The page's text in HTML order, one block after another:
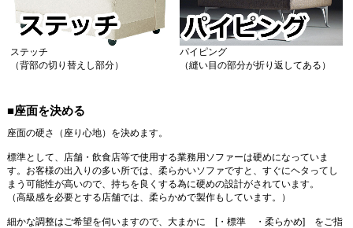
ステッチ
（背部の切り替えし部分）
パイピング
（縫い目の部分が折り返してある）
■座面を決める
座面の硬さ（座り心地）を決めます。
標準として、店舗・飲食店等で使用する業務用ソファーは硬めになっていま
す。お客様の出入りの多い所では、柔らかいソファですと、すぐにヘタってし
まう可能性が高いので、持ちを良くする為に硬めの設計がされています。
（高級感を必要とする店舗では、柔らかめで製作もしています。）
細かな調整はご希望を伺いますので、大まかに [・標準 ・柔らかめ] をご指